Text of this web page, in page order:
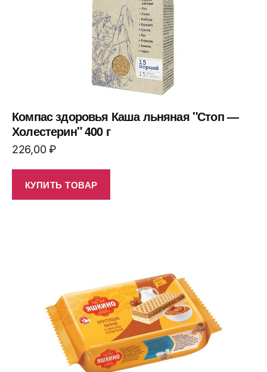
Компас здоровья Каша льняная "Стоп —
Холестерин" 400 г
226,00₽
КУПИТЬ ТОВАР